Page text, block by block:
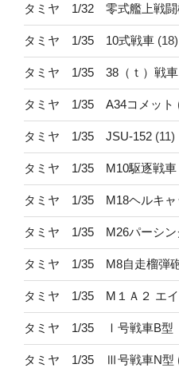
タミヤ 1/32 零式艦上戦闘
タミヤ 1/35 10式戦車 (18)
タミヤ 1/35 38（ｔ）戦車
タミヤ 1/35 A34コメット
タミヤ 1/35 JSU-152 (11)
タミヤ 1/35 M10駆逐戦車
タミヤ 1/35 M18ヘルキャ
タミヤ 1/35 M26パーシン
タミヤ 1/35 M8自走榴弾
タミヤ 1/35 M１Ａ２ エイ
タミヤ 1/35 Ⅰ号戦車B
タミヤ 1/35 Ⅲ号戦車N型